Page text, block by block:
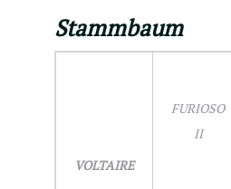
Stammbaum
VOLTAIRE
FURIOSO
II